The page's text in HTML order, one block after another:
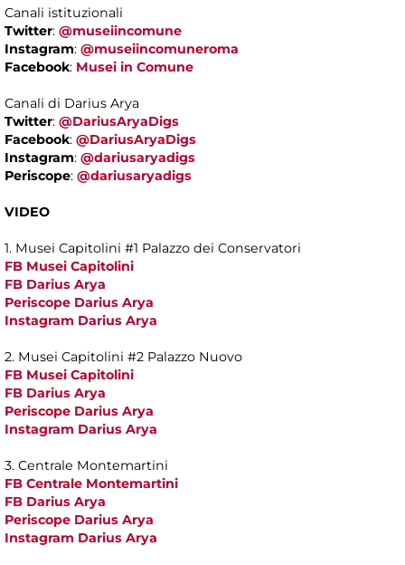
Canali istituzionali
Twitter: @museiincomune
Instagram: @museiincomuneroma
Facebook: Musei in Comune
Canali di Darius Arya
Twitter: @DariusAryaDigs
Facebook: @DariusAryaDigs
Instagram: @dariusaryadigs
Periscope: @dariusaryadigs
VIDEO
1. Musei Capitolini #1 Palazzo dei Conservatori
FB Musei Capitolini
FB Darius Arya
Periscope Darius Arya
Instagram Darius Arya
2. Musei Capitolini #2 Palazzo Nuovo
FB Musei Capitolini
FB Darius Arya
Periscope Darius Arya
Instagram Darius Arya
3. Centrale Montemartini
FB Centrale Montemartini
FB Darius Arya
Periscope Darius Arya
Instagram Darius Arya